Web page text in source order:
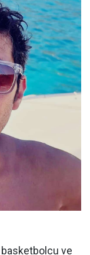
basketbolcu ve